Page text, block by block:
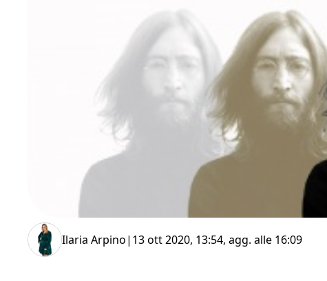
Ilaria Arpino| 13 ott 2020, 13:54, agg. alle 16:09